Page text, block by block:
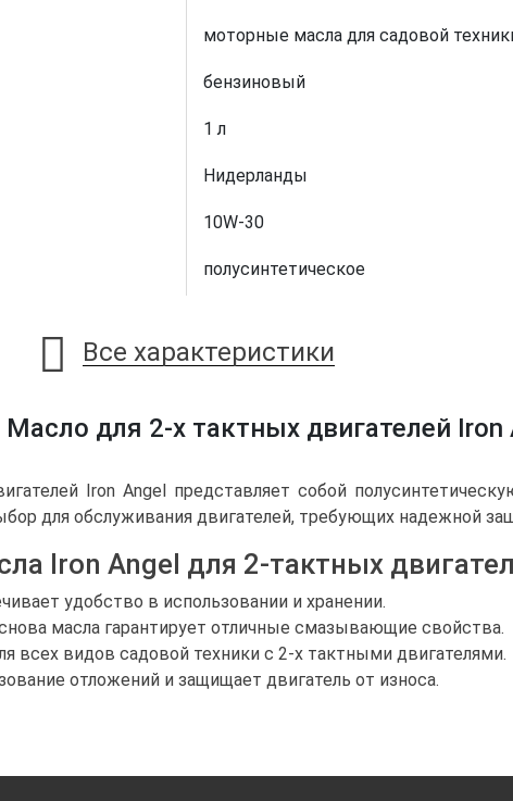
моторные масла для садовой
бензиновый
1 л
Нидерланды
10W-30
полусинтетическое
Все характеристики
для 2-х тактных двигателей Iron
Iron Angel представляет собой
для обслуживания двигателей, требующих надежной
Iron Angel для 2-тактных
удобство в использовании и хранении.
масла гарантирует отличные смазывающие свойства.
всех видов садовой техники с 2-х тактными двигателями.
отложений и защищает двигатель от износа.